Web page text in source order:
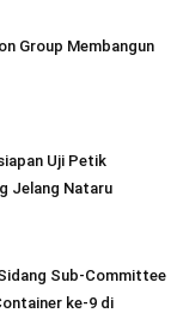
Group Membangun
Uji Petik
Jelang Nataru
Sub-Committee
ke-9 di